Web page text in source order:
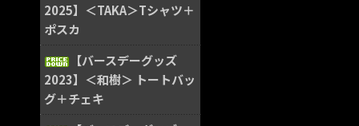
2025】＜TAKA＞Tシャツ＋
ポスカ
【バースデーグッズ
2023】＜和樹＞ トートバッ
グ＋チェキ